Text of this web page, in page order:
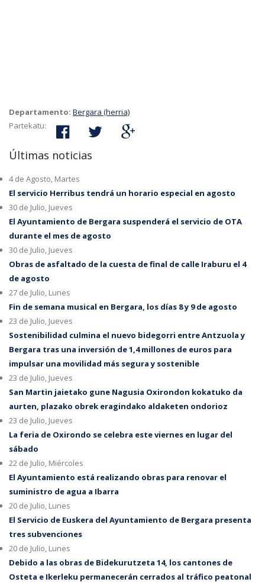
Departamento: Bergara (herria)
Partekatu:
Últimas noticias
4 de Agosto, Martes
El servicio Herribus tendrá un horario especial en agosto
30 de Julio, Jueves
El Ayuntamiento de Bergara suspenderá el servicio de OTA
durante el mes de agosto
30 de Julio, Jueves
Obras de asfaltado de la cuesta de final de calle Iraburu el 4
de agosto
27 de Julio, Lunes
Fin de semana musical en Bergara, los días 8 y 9 de agosto
23 de Julio, Jueves
Sostenibilidad culmina el nuevo bidegorri entre Antzuola y
Bergara tras una inversión de 1,4 millones de euros para
impulsar una movilidad más segura y sostenible
23 de Julio, Jueves
San Martin jaietako gune Nagusia Oxirondon kokatuko da
aurten, plazako obrek eragindako aldaketen ondorioz
23 de Julio, Jueves
La feria de Oxirondo se celebra este viernes en lugar del
sábado
22 de Julio, Miércoles
El Ayuntamiento está realizando obras para renovar el
suministro de agua a Ibarra
20 de Julio, Lunes
El Servicio de Euskera del Ayuntamiento de Bergara presenta
tres subvenciones
20 de Julio, Lunes
Debido a las obras de Bidekurutzeta 14, los cantones de
Osteta e Ikerleku permanecerán cerrados al tráfico peatonal